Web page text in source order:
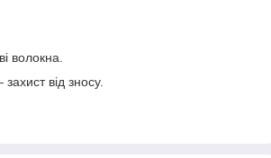
волокна.
від зносу.